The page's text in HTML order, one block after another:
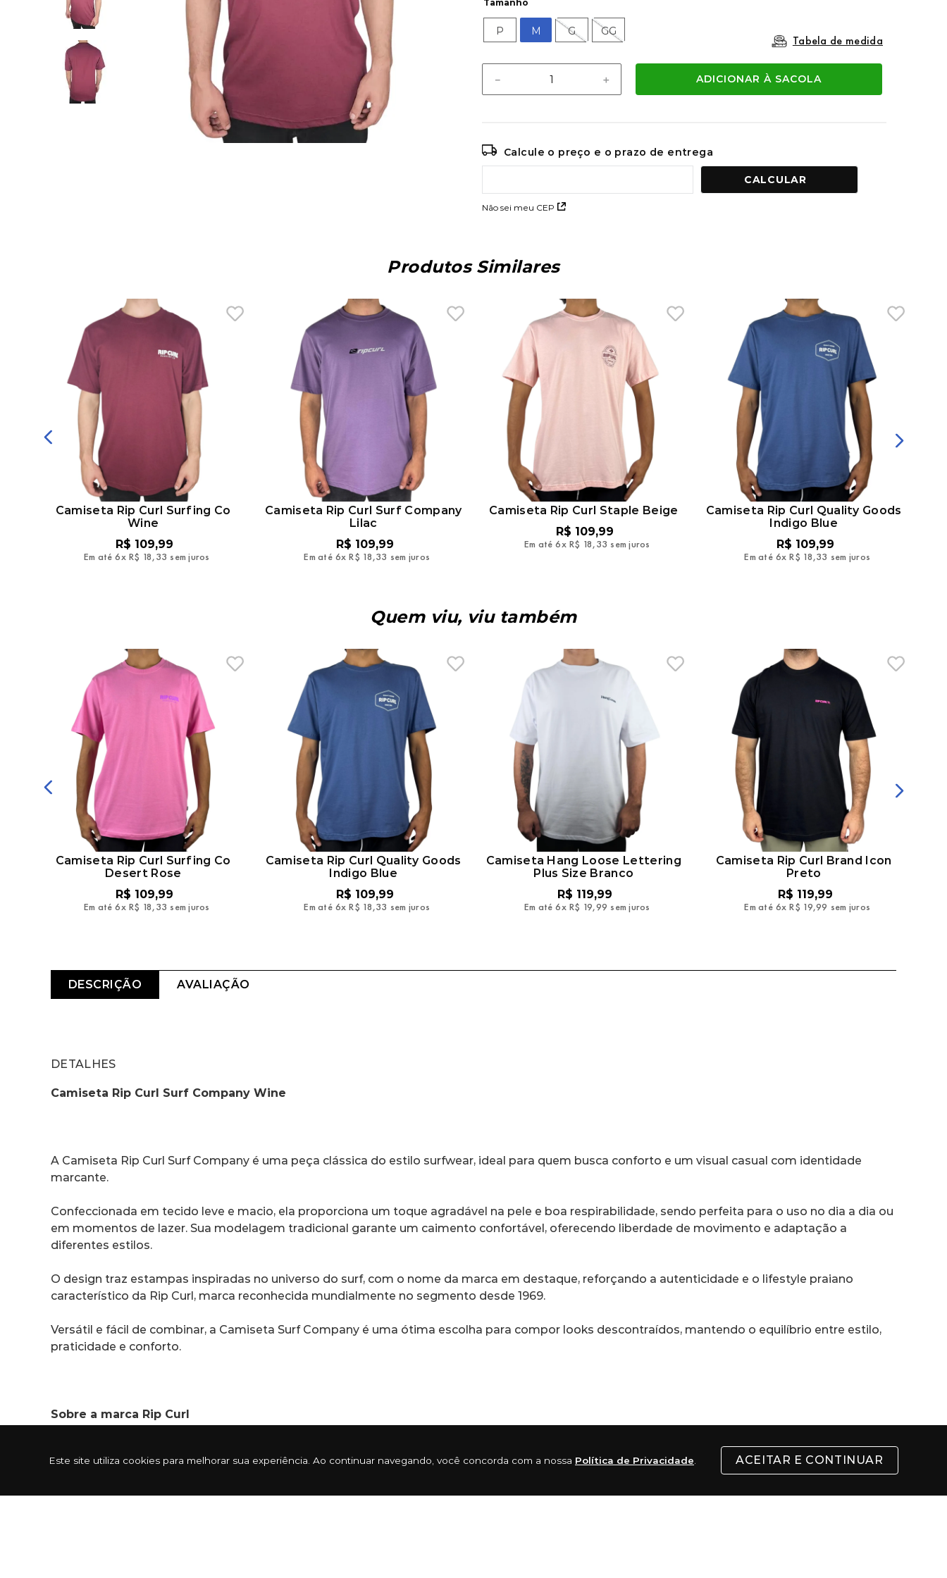
Este site utiliza cookies para melhorar sua experiência. Ao continuar navegando, você concorda com a nossa Política de Privacidade ACEITAR E CONTINUAR
Tamanho
P M G GG
Tabela de medida
＋
－ ADICIONAR À SACOLA
Calcule o preço e o prazo de entrega
Não sei meu CEP
Produtos Similares
Camiseta Rip Curl Surfing Co
Wine
R$ 109,99
Em até 6x R$ 18,33 sem juros
Camiseta Rip Curl Surf Company
Lilac
R$ 109,99
Em até 6x R$ 18,33 sem juros
Camiseta Rip Curl Staple Beige
R$ 109,99
Em até 6x R$ 18,33 sem juros
Camiseta Rip Curl Quality Goods
Indigo Blue
R$ 109,99
Em até 6x R$ 18,33 sem juros
Quem viu, viu também
Camiseta Rip Curl Surfing Co
Desert Rose
R$ 109,99
Em até 6x R$ 18,33 sem juros
Camiseta Rip Curl Quality Goods
Indigo Blue
R$ 109,99
Em até 6x R$ 18,33 sem juros
Camiseta Hang Loose Lettering
Plus Size Branco
R$ 119,99
Em até 6x R$ 19,99 sem juros
Camiseta Rip Curl Brand Icon
Preto
R$ 119,99
Em até 6x R$ 19,99 sem juros
DESCRIÇÃO AVALIAÇÃO
DETALHES
Camiseta Rip Curl Surf Company Wine
A Camiseta Rip Curl Surf Company é uma peça clássica do estilo surfwear, ideal para quem busca conforto e um visual casual com identidade
marcante.
Confeccionada em tecido leve e macio, ela proporciona um toque agradável na pele e boa respirabilidade, sendo perfeita para o uso no dia a dia ou
em momentos de lazer. Sua modelagem tradicional garante um caimento confortável, oferecendo liberdade de movimento e adaptação a
diferentes estilos.
O design traz estampas inspiradas no universo do surf, com o nome da marca em destaque, reforçando a autenticidade e o lifestyle praiano
característico da Rip Curl, marca reconhecida mundialmente no segmento desde 1969.
Versátil e fácil de combinar, a Camiseta Surf Company é uma ótima escolha para compor looks descontraídos, mantendo o equilíbrio entre estilo,
praticidade e conforto.
Sobre a marca Rip Curl
produzindo pranchas. Com a demanda de pranchas crescendo, tiveram que procurar um espaço maior. Além das pranchas, começaram a fabricar